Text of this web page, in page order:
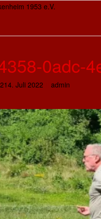
0adc-
14. Juli 2022
admin